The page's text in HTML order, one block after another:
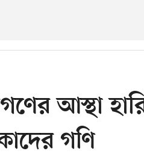
আস্থা
গণি